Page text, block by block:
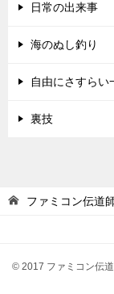
日常の出来事
海のぬし釣り
自由にさすらい
裏技
ファミコン伝道
© 2017 ファミコン伝